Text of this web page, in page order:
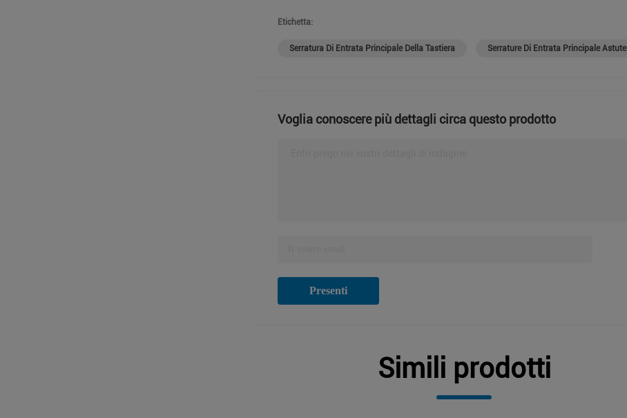
Etichetta:
Serratura Di Entrata Principale Della Tastiera Serrature Di Entrata Principale Astute
Voglia conoscere più dettagli circa questo prodotto
Presenti
Simili prodotti